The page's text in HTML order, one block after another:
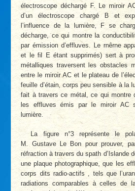
électroscope déchargé F. Le miroir
d’un électroscope chargé B et
l’influence de la lumière, F se
décharge, ce qui montre la
par émission d’effluves. Le rnêrne
et le fil E étant supprimés) sert à
métalliques traversent les obstacles
entre le miroir AC et le plateau de
feuille d’étain, corps peu sensible à la
fait à travers ce métal, ce qui montre
les effluves émis par le miroir AC
lumière.
La figure n°3 représente le
M. Gustave Le Bon pour prouver,
réfraction à travers du spath d’Islande
une plaque photographique, que les
corps dits radio-actifs , tels que
radiations comparables à celles de